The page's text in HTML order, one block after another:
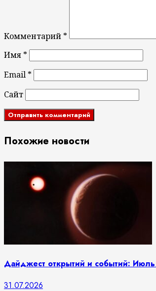
Комментарий *
Имя *
Email *
Сайт
Похожие новости
Дайджест открытий и событий:
31.07.2026